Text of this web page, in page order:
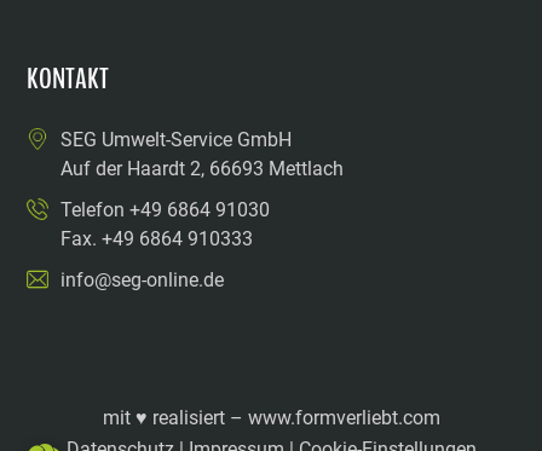
KONTAKT
SEG Umwelt-Service GmbH
Auf der Haardt 2, 66693 Mettlach
Telefon +49 6864 91030
Fax. +49 6864 910333
info@seg-online.de
mit ♥ realisiert – www.formverliebt.com